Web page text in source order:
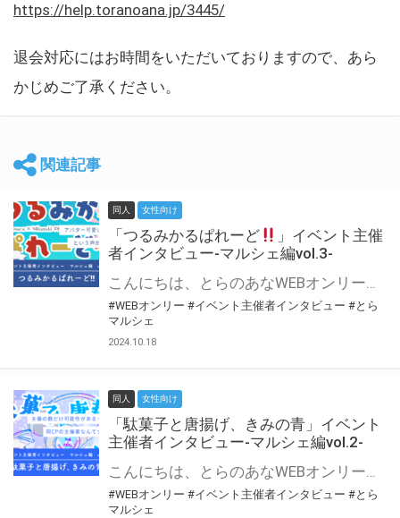
https://help.toranoana.jp/3445/
退会対応にはお時間をいただいておりますので、あら
かじめご了承ください。
関連記事
同人 女性向け
「つるみかるぱれーど
」イベント主催
者インタビュー-マルシェ編vol.3-
こんにちは、とらのあなWEBオンリー運営スタッフです。 新たにお届けする、イベント主催者インタビュー-マルシェ編-は、 とらのあなWEBオンリー「マルシェ」をご利用した主催様に 「マルシェ」を使って開催した感想や心がけをお聞きする企画です。 今回は、WEBオンリー初開催「つるみかるぱれーど
#WEBオンリー #イベント主催者インタビュー #とら
マルシェ
2024.10.18
同人 女性向け
「駄菓子と唐揚げ、きみの青」イベント
主催者インタビュー-マルシェ編vol.2-
こんにちは、とらのあなWEBオンリー運営スタッフです。 新たにお届けする、イベント主催者インタビュー-マルシェ編-は、 とらのあなWEBオンリー「マルシェ」をご利用の主催様に 「マルシェ」を使ってイベントを開催した感想や心がけをお聞きする企画です。 今回は、WEBオンリー初開催「駄菓子と唐揚げ、きみの青」より、 主催のぎこ六屋様にお話を伺いました。 協力：ぎこ六屋様／イベント公式Twitter（@krkgwks） とらのあなWEBオンリー「マルシェ」とは？ WEBオンリーでリアルタイムでコミュニケーションがとれるオンライン会場です。
#WEBオンリー #イベント主催者インタビュー #とら
マルシェ